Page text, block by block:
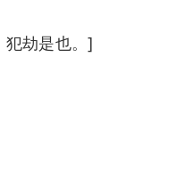
犯劫是也。]